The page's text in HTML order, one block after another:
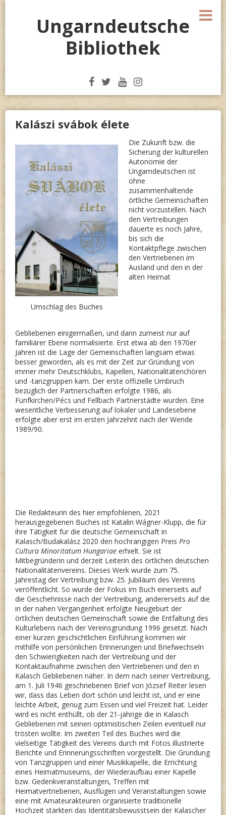
content
Ungarndeutsche
Bibliothek
Kalászi svábok élete
Umschlag des Buches
Die Zukunft bzw. die
Sicherung der kulturellen
Autonomie der
Ungarndeutschen ist
ohne
zusammenhaltende
örtliche Gemeinschaften
nicht vorzustellen. Nach
den Vertreibungen
dauerte es noch Jahre,
bis sich die
Kontaktpflege zwischen
den Vertriebenen im
Ausland und den in der
alten Heimat
Gebliebenen einigermaßen, und dann zumeist nur auf
familiärer Ebene normalisierte. Erst etwa ab den 1970er
Jahren ist die Lage der Gemeinschaften langsam etwas
besser geworden, als es mit der Zeit zur Gründung von
immer mehr Deutschklubs, Kapellen, Nationalitätenchören
und -tanzgruppen kam. Der erste offizielle Umbruch
bezüglich der Partnerschaften erfolgte 1986, als
Fünfkirchen/Pécs und Fellbach Partnerstädte wurden. Eine
wesentliche Verbesserung auf lokaler und Landesebene
erfolgte aber erst im ersten Jahrzehnt nach der Wende
1989/90.
Die Redakteurin des hier empfohlenen, 2021
herausgegebenen Buches ist Katalin Wágner-Klupp, die für
ihre Tätigkeit für die deutsche Gemeinschaft in
Kalasch/Budakalász 2020 den hochrangigen Preis Pro
Cultura Minoritatum Hungariae erhielt. Sie ist
Mitbegründerin und derzeit Leiterin des örtlichen deutschen
Nationalitätenvereins. Dieses Werk wurde zum 75.
Jahrestag der Vertreibung bzw. 25. Jubiläum des Vereins
veröffentlicht. So wurde der Fokus im Buch einerseits auf
die Geschehnisse nach der Vertreibung, andererseits auf die
in der nahen Vergangenheit erfolgte Neugeburt der
örtlichen deutschen Gemeinschaft sowie die Entfaltung des
Kulturlebens nach der Vereinsgründung 1996 gesetzt. Nach
einer kurzen geschichtlichen Einführung kommen wir
mithilfe von persönlichen Erinnerungen und Briefwechseln
den Schwierigkeiten nach der Vertreibung und der
Kontaktaufnahme zwischen den Vertriebenen und den in
Kalasch Gebliebenen näher. In dem nach seiner Vertreibung,
am 1. Juli 1946 geschriebenen Brief von József Reiter lesen
wir, dass das Leben dort schön und leicht ist, und er eine
leichte Arbeit, genug zum Essen und viel Freizeit hat. Leider
wird es nicht enthüllt, ob der 21-jährige die in Kalasch
Gebliebenen mit seinen optimistischen Zeilen eventuell nur
trösten wollte. Im zweiten Teil des Buches wird die
vielseitige Tätigkeit des Vereins durch mit Fotos illustrierte
Berichte und Erinnerungsschriften vorgestellt. Die Gründung
von Tanzgruppen und einer Musikkapelle, die Errichtung
eines Heimatmuseums, der Wiederaufbau einer Kapelle
bzw. Gedenkveranstaltungen, Treffen mit
Heimatvertriebenen, Ausflügen und Veranstaltungen sowie
eine mit Amateurakteuren organisierte traditionelle
Hochzeit stärkten das Identitätsbewusstsein der Kalascher